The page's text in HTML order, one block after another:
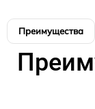
Преимущества